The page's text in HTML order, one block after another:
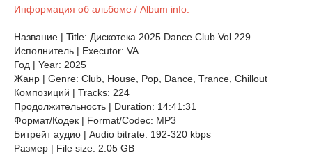
Информация об альбоме / Album info:
Название | Title: Дискотека 2025 Dance Club Vol.229
Исполнитель | Executor: VA
Год | Year: 2025
Жанр | Genre: Club, House, Pop, Dance, Trance, Chillоut
Композиций | Tracks: 224
Продолжительность | Duration: 14:41:31
Формат/Кодек | Format/Codec: MP3
Битрейт аудио | Audio bitrate: 192-320 kbps
Размер | File size: 2.05 GB